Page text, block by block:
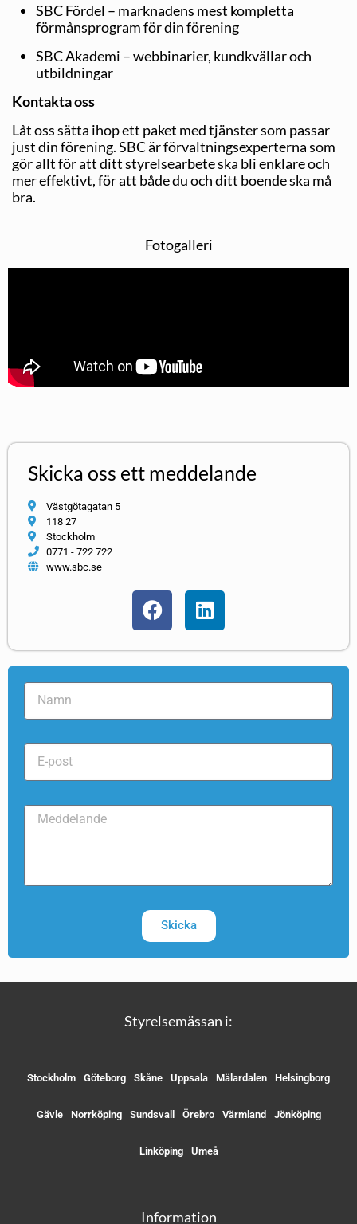
SBC Fördel – marknadens mest kompletta
förmånsprogram för din förening
SBC Akademi – webbinarier, kundkvällar och
utbildningar
Kontakta oss
Låt oss sätta ihop ett paket med tjänster som passar
just din förening. SBC är förvaltningsexperterna som
gör allt för att ditt styrelsearbete ska bli enklare och
mer effektivt, för att både du och ditt boende ska må
bra.
Fotogalleri
Skicka oss ett meddelande
Västgötagatan 5
118 27
Stockholm
0771 - 722 722
www.sbc.se
Skicka
Styrelsemässan i:
Stockholm Göteborg Skåne Uppsala Mälardalen Helsingborg
Gävle Norrköping Sundsvall Örebro Värmland Jönköping
Linköping Umeå
Information